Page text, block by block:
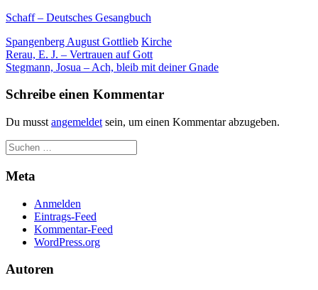
Schaff – Deutsches Gesangbuch
Spangenberg August Gottlieb Kirche
Beitragsnavigation
Rerau, E. J. – Vertrauen auf Gott
Stegmann, Josua – Ach, bleib mit deiner Gnade
Schreibe einen Kommentar
Du musst angemeldet sein, um einen Kommentar abzugeben.
Meta
Anmelden
Eintrags-Feed
Kommentar-Feed
WordPress.org
Autoren